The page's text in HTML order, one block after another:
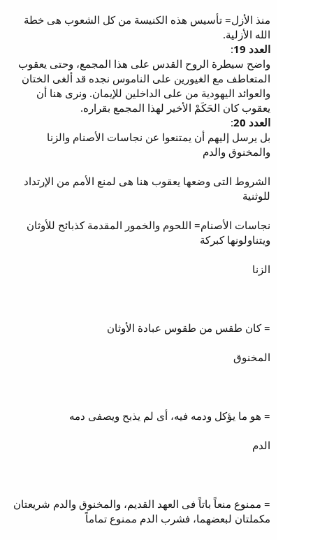
منذ الأزل= تأسيس هذه الكنيسة من كل الشعوب هى خطة
الله الأزلية.
العدد 19
:
واضح سيطرة الروح القدس على هذا المجمع، وحتى يعقوب
المتعاطف مع الغيورين على الناموس نجده قد ألغى الختان
والعوائد اليهودية من على الداخلين للإيمان. ونرى هنا أن
يعقوب كان الحَكَمْ الأخير لهذا المجمع بقراره.
العدد 20
:
بل يرسل إليهم أن يمتنعوا عن نجاسات الأصنام والزنا
والمخنوق والدم
الشروط التى وضعها يعقوب هنا هى لمنع الأمم من الإرتداد
للوثنية
نجاسات الأصنام= اللحوم والخمور المقدمة كذبائح للأوثان
ويتناولونها كبركة
الزنا
= كان طقس من طقوس عبادة الأوثان
المخنوق
= هو ما يؤكل ودمه فيه، أى لم يذبح ويصفى دمه
الدم
= ممنوع منعاً باتاً فى العهد القديم، والمخنوق والدم شريعتان
مكملتان لبعضهما، فشرب الدم ممنوع تماماً